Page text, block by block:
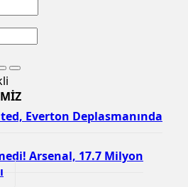
Everton Deplasmanında
Arsenal, 17.7 Milyon